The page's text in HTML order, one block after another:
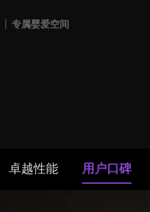
专属婴爱空间
卓越性能 用户口碑